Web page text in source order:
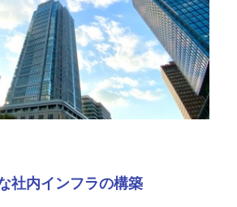
社内インフラの構築